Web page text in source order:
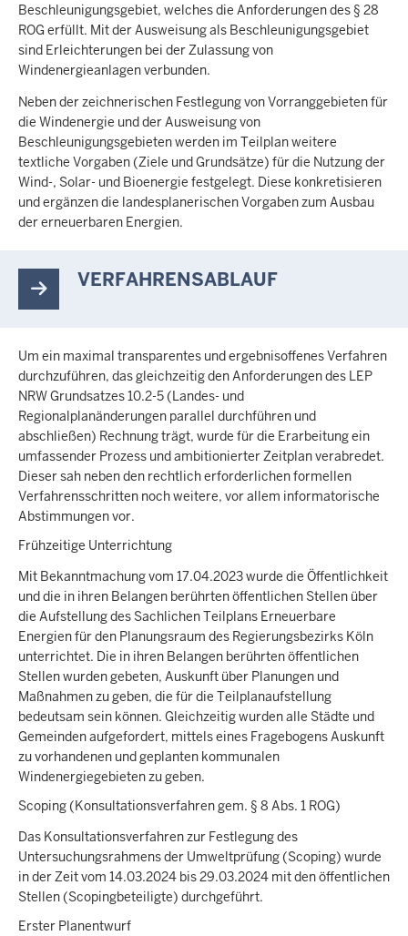
Beschleunigungsgebiet, welches die Anforderungen des § 28
ROG erfüllt. Mit der Ausweisung als Beschleunigungsgebiet
sind Erleichterungen bei der Zulassung von
Windenergieanlagen verbunden.
Neben der zeichnerischen Festlegung von Vorranggebieten für
die Windenergie und der Ausweisung von
Beschleunigungsgebieten werden im Teilplan weitere
textliche Vorgaben (Ziele und Grundsätze) für die Nutzung der
Wind-, Solar- und Bioenergie festgelegt. Diese konkretisieren
und ergänzen die landesplanerischen Vorgaben zum Ausbau
der erneuerbaren Energien.
VERFAHRENSABLAUF
Um ein maximal transparentes und ergebnisoffenes Verfahren
durchzuführen, das gleichzeitig den Anforderungen des LEP
NRW Grundsatzes 10.2-5 (Landes- und
Regionalplanänderungen parallel durchführen und
abschließen) Rechnung trägt, wurde für die Erarbeitung ein
umfassender Prozess und ambitionierter Zeitplan verabredet.
Dieser sah neben den rechtlich erforderlichen formellen
Verfahrensschritten noch weitere, vor allem informatorische
Abstimmungen vor.
Frühzeitige Unterrichtung
Mit Bekanntmachung vom 17.04.2023 wurde die Öffentlichkeit
und die in ihren Belangen berührten öffentlichen Stellen über
die Aufstellung des Sachlichen Teilplans Erneuerbare
Energien für den Planungsraum des Regierungsbezirks Köln
unterrichtet. Die in ihren Belangen berührten öffentlichen
Stellen wurden gebeten, Auskunft über Planungen und
Maßnahmen zu geben, die für die Teilplanaufstellung
bedeutsam sein können. Gleichzeitig wurden alle Städte und
Gemeinden aufgefordert, mittels eines Fragebogens Auskunft
zu vorhandenen und geplanten kommunalen
Windenergiegebieten zu geben.
Scoping (Konsultationsverfahren gem. § 8 Abs. 1 ROG)
Das Konsultationsverfahren zur Festlegung des
Untersuchungsrahmens der Umweltprüfung (Scoping) wurde
in der Zeit vom 14.03.2024 bis 29.03.2024 mit den öffentlichen
Stellen (Scopingbeteiligte) durchgeführt.
Erster Planentwurf